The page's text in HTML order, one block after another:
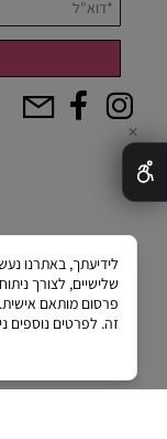
✕
שלישיים, לצורך
פרסום מותאם
זה. לפרטים נוספים